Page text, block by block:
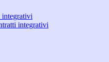
integrativi
integrativi